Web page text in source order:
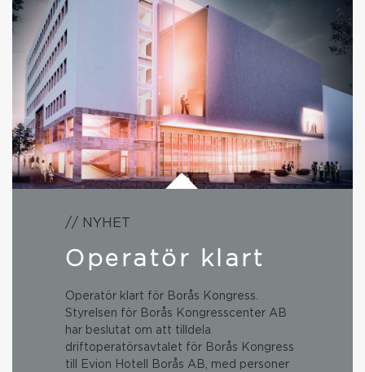
// NYHET
Operatör klart
Operatör klart för Borås Kongress.
Styrelsen för Borås Kongresscenter AB
har beslutat om att tilldela
driftoperatörsavtalet för Borås Kongress
till Evion Hotell Borås AB, med personer